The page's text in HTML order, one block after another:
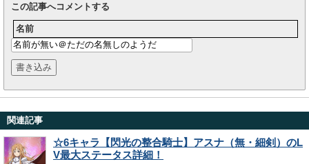
この記事へコメントする
名前
関連記事
☆6キャラ【閃光の整合騎士】アスナ（無・細剣）のL
V最大ステータス詳細！